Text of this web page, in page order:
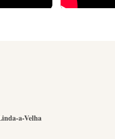
a-Velha